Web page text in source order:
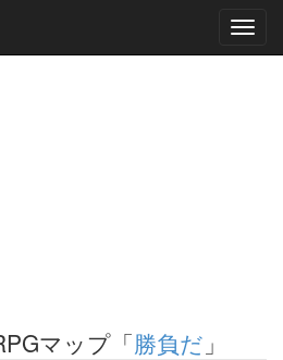
マップ「勝負だ 」